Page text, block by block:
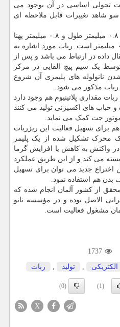
تحولی اساسی در آن بوجود می
شاهد تغییرات قابل ملاحظه ای
بسیار کوچک تخت تنها ۰.۸ میلیمتر طول و ۰.۸ میلیمتر پهنا
دارد و ضخامت آن هم صرفا ۰.۱۴ میلیمتر است. ربات مورد اشاره به
داده در ارتباط می باشد و پس از
یک سیم پیچ القایی در مرکز
نانولوله های پلیمری آن شروع
مذکور می شود.
مقداری پلاتینیوم هم وجود دارد
حباب های اکسیژنی تولید می کنند
جت کمک می نماید.
برای تسهیل فعالیت این ریزربات
محرک تشکیل شده از یک پلیمر
واکنش به کاهش یا افزایش گرما
بسته می کند و از این طریق عملکرد
اختراع جدید می توان برای تسهیل
بدن هم استفاده نمود.
مورد اشاره توسط ۱۲ محقق از کشور آلمان انجام شده که
الاصل بوده و در مؤسسه نانو
مشغول فعالیت است.
1737
الكتریكی , تولید , ربات
(1)
(0)
X